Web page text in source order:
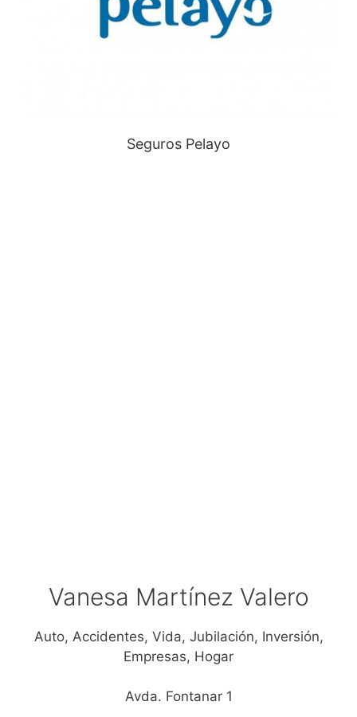
Seguros Pelayo
Vanesa Martínez Valero
Auto, Accidentes, Vida, Jubilación, Inversión,
Empresas, Hogar
Avda. Fontanar 1